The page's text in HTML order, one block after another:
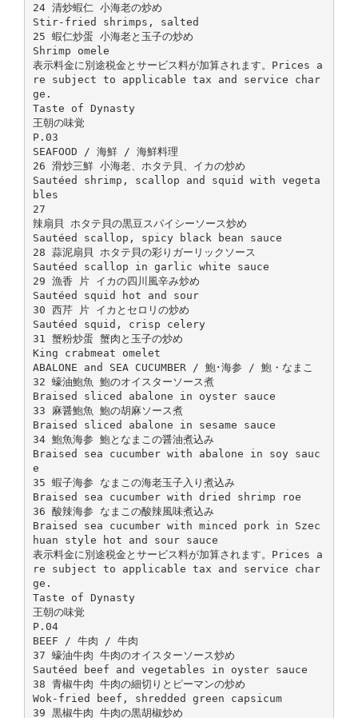
24 清炒蝦仁 小海老の炒め
Stir-fried shrimps, salted
25 蝦仁炒蛋 小海老と玉子の炒め
Shrimp omele
表示料金に別途税金とサービス料が加算されます。Prices a
re subject to applicable tax and service char
ge.
Taste of Dynasty
王朝の味覚
P.03
SEAFOOD / 海鮮 / 海鮮料理
26 滑炒三鮮 小海老、ホタテ貝、イカの炒め
Sautéed shrimp, scallop and squid with vegeta
bles
27
辣扇貝 ホタテ貝の黒豆スパイシーソース炒め
Sautéed scallop, spicy black bean sauce
28 蒜泥扇貝 ホタテ貝の彩りガーリックソース
Sautéed scallop in garlic white sauce
29 漁香 片 イカの四川風辛み炒め
Sautéed squid hot and sour
30 西芹 片 イカとセロリの炒め
Sautéed squid, crisp celery
31 蟹粉炒蛋 蟹肉と玉子の炒め
King crabmeat omelet
ABALONE and SEA CUCUMBER / 鮑･海参 / 鮑・なまこ
32 蠔油鮑魚 鮑のオイスターソース煮
Braised sliced abalone in oyster sauce
33 麻醤鮑魚 鮑の胡麻ソース煮
Braised sliced abalone in sesame sauce
34 鮑魚海参 鮑となまこの醤油煮込み
Braised sea cucumber with abalone in soy sauc
e
35 蝦子海参 なまこの海老玉子入り煮込み
Braised sea cucumber with dried shrimp roe
36 酸辣海参 なまこの酸辣風味煮込み
Braised sea cucumber with minced pork in Szec
huan style hot and sour sauce
表示料金に別途税金とサービス料が加算されます。Prices a
re subject to applicable tax and service char
ge.
Taste of Dynasty
王朝の味覚
P.04
BEEF / 牛肉 / 牛肉
37 蠔油牛肉 牛肉のオイスターソース炒め
Sautéed beef and vegetables in oyster sauce
38 青椒牛肉 牛肉の細切りとピーマンの炒め
Wok-fried beef, shredded green capsicum
39 黒椒牛肉 牛肉の黒胡椒炒め